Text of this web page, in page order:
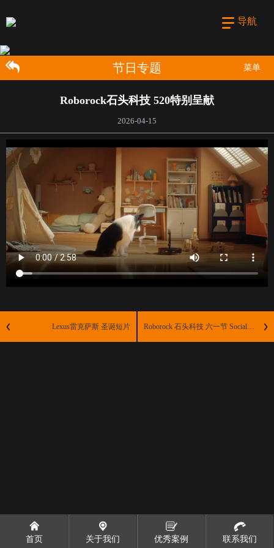
导航
节日专题 菜单
Roborock石头科技 520特别呈献
2026-04-15
Lexus雷克萨斯 圣诞短片 Roborock 石头科技 六一节 Social合集
首页 关于我们 优秀案例 联系我们